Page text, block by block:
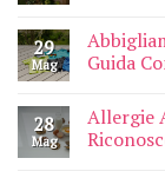
29
Mag
Guida
28
Mag
Allergie